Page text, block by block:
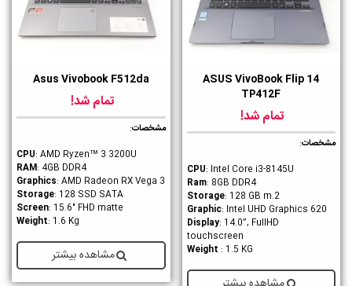
ASUS VivoBook Flip 14
TP412F
تمام شد!
مشخصات:
CPU: Intel Core i3-8145U
Ram: 8GB DDR4
Storage: 128 GB m.2
Graphic: Intel UHD Graphics 620
Display: 14.0”, FullHD
touchscreen
Weight : 1.5 KG
Asus Vivobook F512da
تمام شد!
مشخصات:
CPU: AMD Ryzen™ 3 3200U
RAM: 4GB DDR4
Graphics: AMD Radeon RX Vega 3
Storage: 128 SSD SATA
Screen: 15.6" FHD matte
Weight: 1.6 Kg
مشاهده بیشتر